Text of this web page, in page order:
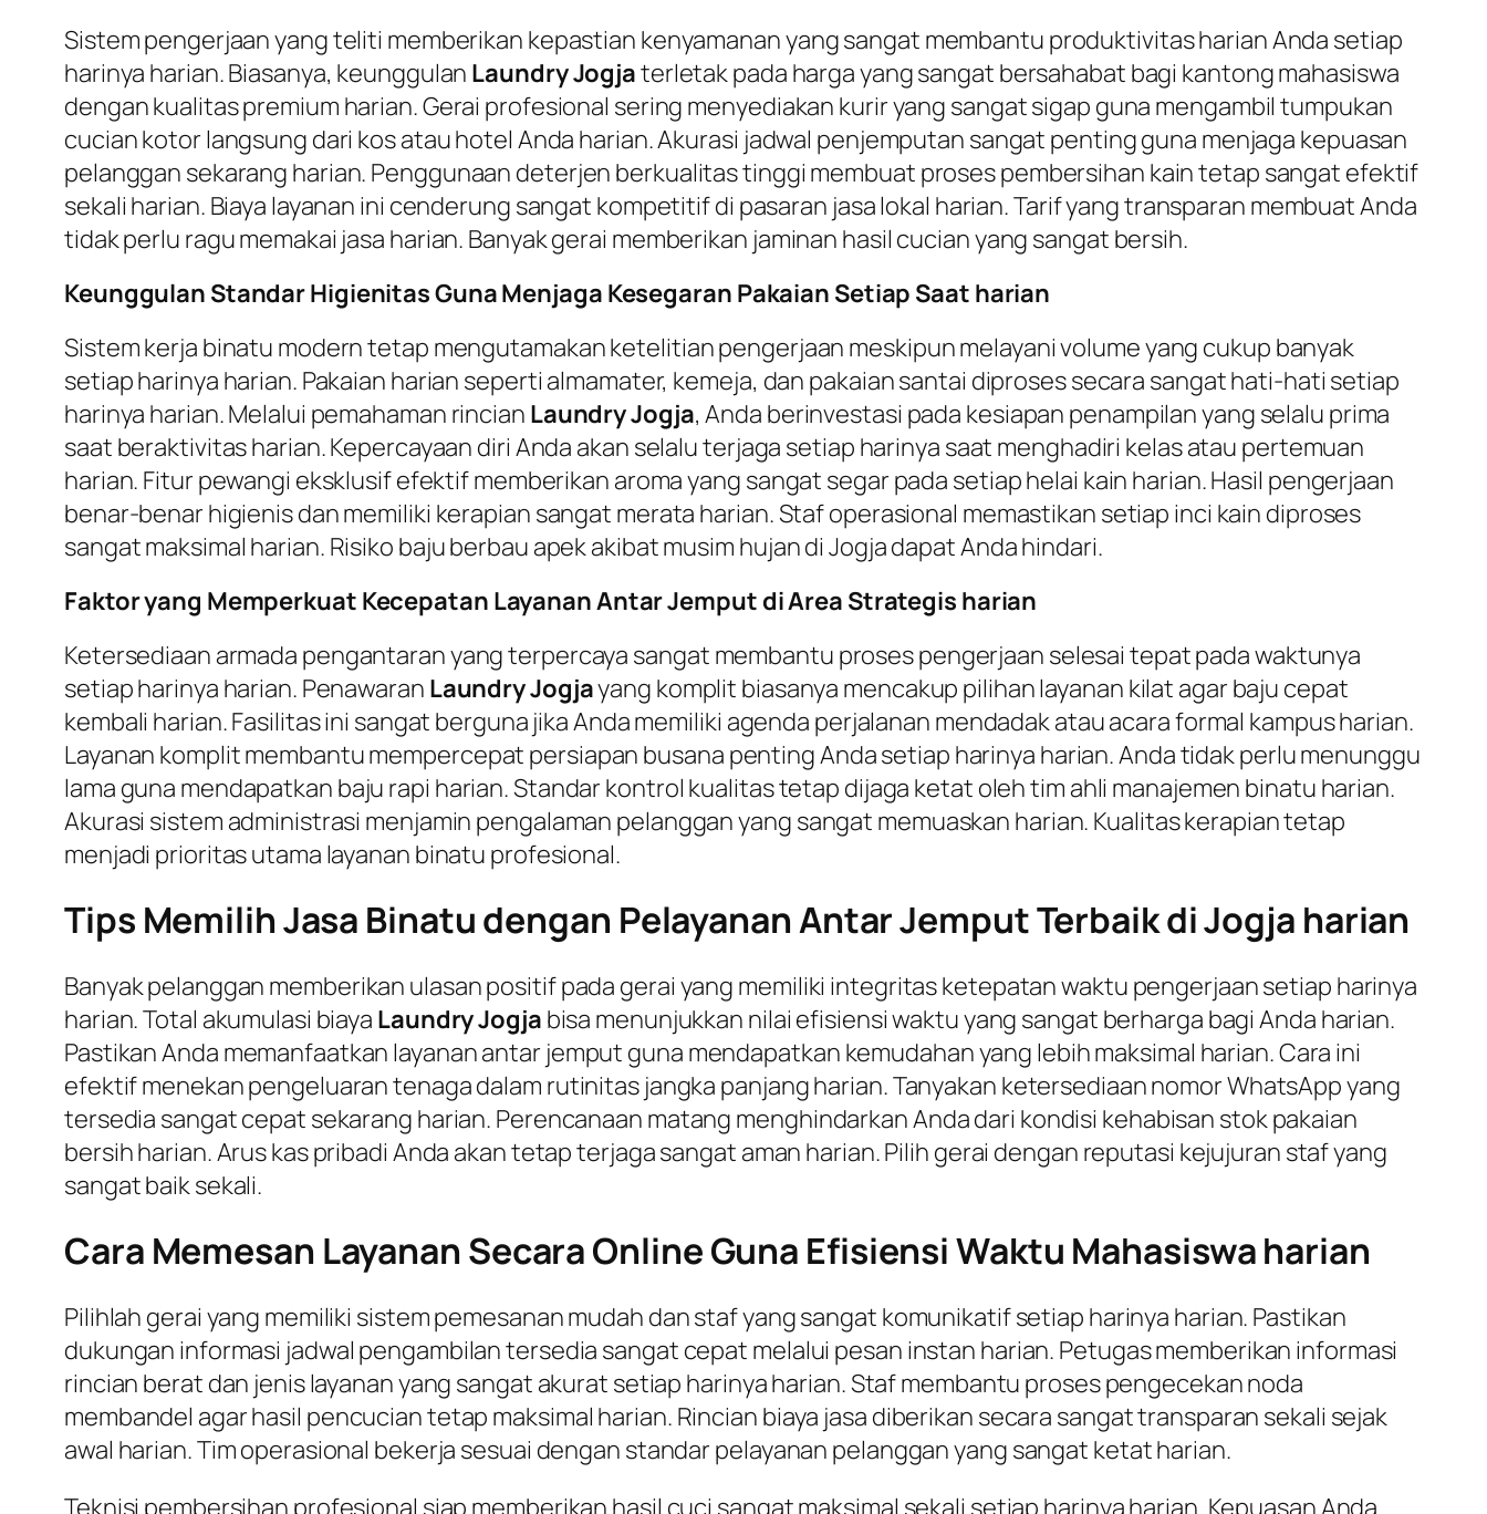
Sistem pengerjaan yang teliti memberikan kepastian kenyamanan yang sangat membantu produktivitas harian Anda setiap
harinya harian. Biasanya, keunggulan Laundry Jogjaterletak pada harga yang sangat bersahabat bagi kantong mahasiswa
dengan kualitas premium harian. Gerai profesional sering menyediakan kurir yang sangat sigap guna mengambil tumpukan
cucian kotor langsung dari kos atau hotel Anda harian. Akurasi jadwal penjemputan sangat penting guna menjaga kepuasan
pelanggan sekarang harian. Penggunaan deterjen berkualitas tinggi membuat proses pembersihan kain tetap sangat efektif
sekali harian. Biaya layanan ini cenderung sangat kompetitif di pasaran jasa lokal harian. Tarif yang transparan membuat Anda
tidak perlu ragu memakai jasa harian. Banyak gerai memberikan jaminan hasil cucian yang sangat bersih.
Keunggulan Standar Higienitas Guna Menjaga Kesegaran Pakaian Setiap Saat harian
Sistem kerja binatu modern tetap mengutamakan ketelitian pengerjaan meskipun melayani volume yang cukup banyak
setiap harinya harian. Pakaian harian seperti almamater, kemeja, dan pakaian santai diproses secara sangat hati-hati setiap
harinya harian. Melalui pemahaman rincian Laundry Jogja, Anda berinvestasi pada kesiapan penampilan yang selalu prima
saat beraktivitas harian. Kepercayaan diri Anda akan selalu terjaga setiap harinya saat menghadiri kelas atau pertemuan
harian. Fitur pewangi eksklusif efektif memberikan aroma yang sangat segar pada setiap helai kain harian. Hasil pengerjaan
benar-benar higienis dan memiliki kerapian sangat merata harian. Staf operasional memastikan setiap inci kain diproses
sangat maksimal harian. Risiko baju berbau apek akibat musim hujan di Jogja dapat Anda hindari.
Faktor yang Memperkuat Kecepatan Layanan Antar Jemput di Area Strategis harian
Ketersediaan armada pengantaran yang terpercaya sangat membantu proses pengerjaan selesai tepat pada waktunya
setiap harinya harian. Penawaran Laundry Jogjayang komplit biasanya mencakup pilihan layanan kilat agar baju cepat
kembali harian. Fasilitas ini sangat berguna jika Anda memiliki agenda perjalanan mendadak atau acara formal kampus harian.
Layanan komplit membantu mempercepat persiapan busana penting Anda setiap harinya harian. Anda tidak perlu menunggu
lama guna mendapatkan baju rapi harian. Standar kontrol kualitas tetap dijaga ketat oleh tim ahli manajemen binatu harian.
Akurasi sistem administrasi menjamin pengalaman pelanggan yang sangat memuaskan harian. Kualitas kerapian tetap
menjadi prioritas utama layanan binatu profesional.
Tips Memilih Jasa Binatu dengan Pelayanan Antar Jemput Terbaik di Jogja harian
Banyak pelanggan memberikan ulasan positif pada gerai yang memiliki integritas ketepatan waktu pengerjaan setiap harinya
harian. Total akumulasi biaya Laundry Jogja bisa menunjukkan nilai efisiensi waktu yang sangat berharga bagi Anda harian.
Pastikan Anda memanfaatkan layanan antar jemput guna mendapatkan kemudahan yang lebih maksimal harian. Cara ini
efektif menekan pengeluaran tenaga dalam rutinitas jangka panjang harian. Tanyakan ketersediaan nomor WhatsApp yang
tersedia sangat cepat sekarang harian. Perencanaan matang menghindarkan Anda dari kondisi kehabisan stok pakaian
bersih harian. Arus kas pribadi Anda akan tetap terjaga sangat aman harian. Pilih gerai dengan reputasi kejujuran staf yang
sangat baik sekali.
Cara Memesan Layanan Secara Online Guna Efisiensi Waktu Mahasiswa harian
Pilihlah gerai yang memiliki sistem pemesanan mudah dan staf yang sangat komunikatif setiap harinya harian. Pastikan
dukungan informasi jadwal pengambilan tersedia sangat cepat melalui pesan instan harian. Petugas memberikan informasi
rincian berat dan jenis layanan yang sangat akurat setiap harinya harian. Staf membantu proses pengecekan noda
membandel agar hasil pencucian tetap maksimal harian. Rincian biaya jasa diberikan secara sangat transparan sekali sejak
awal harian. Tim operasional bekerja sesuai dengan standar pelayanan pelanggan yang sangat ketat harian.
Teknisi pembersihan profesional siap memberikan hasil cuci sangat maksimal sekali setiap harinya harian. Kepuasan Anda